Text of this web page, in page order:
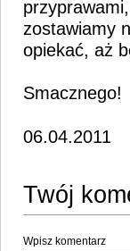
zostawiamy
opiekać, aż
Smacznego!
06.04.2011
Twój
Wpisz komentarz